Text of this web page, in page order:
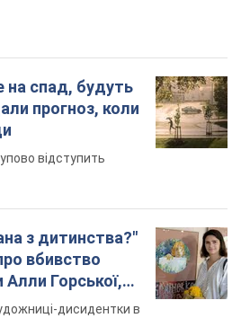
на спад, будуть
прогноз, коли
відступить
з дитинства?"
вбивство
Горської,
та втечу в
дисидентки в